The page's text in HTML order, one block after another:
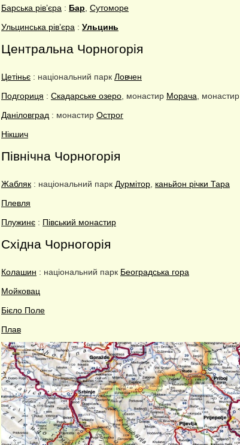
Барська рів’єра : Бар Сутоморе
Ульцинська рів’єра : Ульцинь
Центральна Чорногорія
Цетіньє : національний парк Ловчен
Подгориця : Скадарське озеро , монастир Морача , монастир
Даніловград : монастир Острог
Нікшич
Північна Чорногорія
Жабляк : національний парк Дурмітор каньйон річки Тара
Плевля
Плужинє : Півський монастир
Східна Чорногорія
Колашин : національний парк Београдська гора
Мойковац
Бієло Поле
Плав